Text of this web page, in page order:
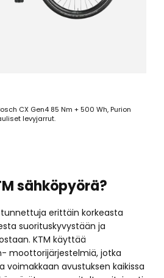
CX Gen4 85 Nm + 500 Wh, Purion
levyjarrut.
sähköpyörä?
erittäin korkeasta
suorituskyvystään ja
KTM käyttää
moottorijärjestelmiä, jotka
avustuksen kaikissa